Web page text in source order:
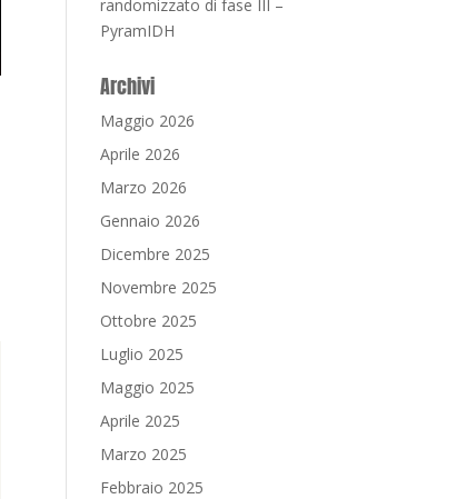
randomizzato di fase III –
PyramIDH
Archivi
Maggio 2026
Aprile 2026
Marzo 2026
Gennaio 2026
Dicembre 2025
Novembre 2025
Ottobre 2025
Luglio 2025
Maggio 2025
Aprile 2025
Marzo 2025
Febbraio 2025